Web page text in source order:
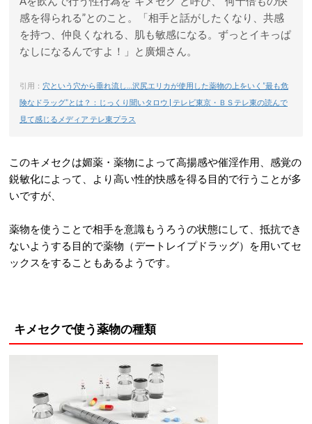
感を得られる”とのこと。「相手と話がしたくなり、共感
を持つ、仲良くなれる、肌も敏感になる。ずっとイキっぱ
なしになるんですよ！」と廣畑さん。
引用： 穴という穴から垂れ流し…沢尻エリカが使用した薬物の上をいく”最も危
険なドラッグ”とは？：じっくり聞いタロウ | テレビ東京・ＢＳテレ東の読んで
見て感じるメディア テレ東プラス
このキメセクは媚薬・薬物によって高揚感や催淫作用、感覚の
鋭敏化によって、より高い性的快感を得る目的で行うことが多
いですが、
薬物を使うことで相手を意識もうろうの状態にして、抵抗でき
ないようする目的で薬物（デートレイプドラッグ）を用いてセ
ックスをすることもあるようです。
キメセクで使う薬物の種類